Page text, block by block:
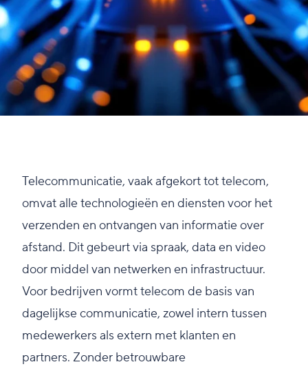
Telecommunicatie, vaak afgekort tot telecom,
omvat alle technologieën en diensten voor het
verzenden en ontvangen van informatie over
afstand. Dit gebeurt via spraak, data en video
door middel van netwerken en infrastructuur.
Voor bedrijven vormt telecom de basis van
dagelijkse communicatie, zowel intern tussen
medewerkers als extern met klanten en
partners. Zonder betrouwbare